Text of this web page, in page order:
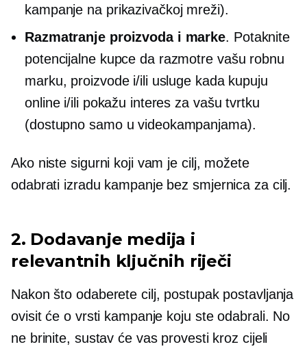
kampanje na prikazivačkoj mreži).
Razmatranje proizvoda i marke. Potaknite
potencijalne kupce da razmotre vašu robnu
marku, proizvode i/ili usluge kada kupuju
online i/ili pokažu interes za vašu tvrtku
(dostupno samo u videokampanjama).
Ako niste sigurni koji vam je cilj, možete
odabrati izradu kampanje bez smjernica za cilj.
2. Dodavanje medija i
relevantnih ključnih riječi
Nakon što odaberete cilj, postupak postavljanja
ovisit će o vrsti kampanje koju ste odabrali. No
ne brinite, sustav će vas provesti kroz cijeli